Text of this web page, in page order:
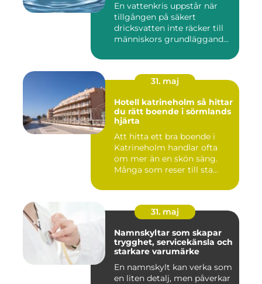
En vattenkris uppstår när
tillgången på säkert
dricksvatten inte räcker till
människors grundläggand...
31. maj
Hotell katrineholm så hittar
du rätt boende i sörmlands
hjärta
Att hitta ett bra boende i
Katrineholm handlar ofta
om mer än en skön säng.
Många som reser till sta...
31. maj
Namnskyltar som skapar
trygghet, servicekänsla och
starkare varumärke
En namnskylt kan verka som
en liten detalj, men påverkar